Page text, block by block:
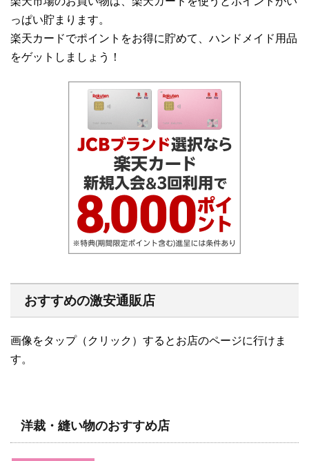
っぱい貯まります。
楽天カードでポイントをお得に貯めて、ハンドメイド用品
をゲットしましょう！
おすすめの激安通販店
画像をタップ（クリック）するとお店のページに行けま
す。
洋裁・縫い物のおすすめ店